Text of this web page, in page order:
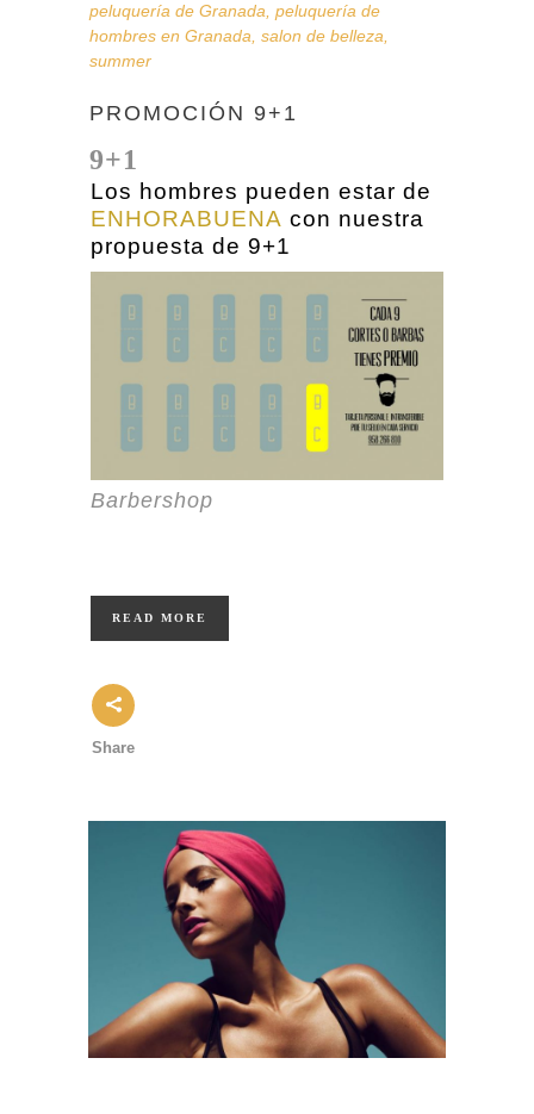
peluquería de Granada, peluquería de
hombres en Granada, salon de belleza,
summer
PROMOCIÓN 9+1
9+1
Los hombres pueden estar de
ENHORABUENA con nuestra
propuesta de 9+1
Barbershop
READ MORE
Share